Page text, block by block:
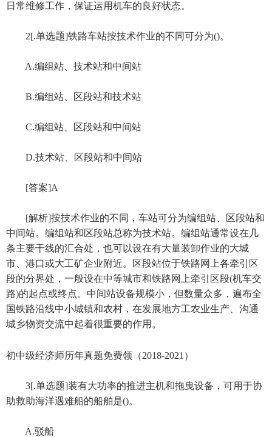
日常维修工作，保证运用机车的良好状态。
2[.单选题]铁路车站按技术作业的不同可分为()。
A.编组站、技术站和中间站
B.编组站、区段站和技术站
C.编组站、区段站和中间站
D.技术站、区段站和中间站
[答案]A
[解析]按技术作业的不同，车站可分为编组站、区段站和
中间站。编组站和区段站总称为技术站。编组站通常设在几
条主要干线的汇合处，也可以设在有大量装卸作业的大城
市、港口或大工矿企业附近。区段站位于铁路网上各牵引区
段的分界处，一般设在中等城市和铁路网上牵引区段(机车交
路)的起点或终点。中间站设备规模小，但数量众多，遍布全
国铁路沿线中小城镇和农村，在发展地方工农业生产、沟通
城乡物资交流中起着很重要的作用。
初中级经济师历年真题免费领（2018-2021）
3[.单选题]装有大功率的推进主机和拖曳设备，可用于协
助救助海洋遇难船的船舶是()。
A.驳船